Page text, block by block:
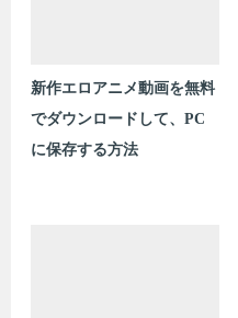
新作エロアニメ動画を無料
でダウンロードして、PC
に保存する方法